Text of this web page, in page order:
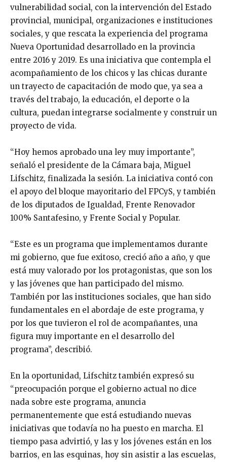
vulnerabilidad social, con la intervención del Estado
provincial, municipal, organizaciones e instituciones
sociales, y que rescata la experiencia del programa
Nueva Oportunidad desarrollado en la provincia
entre 2016 y 2019. Es una iniciativa que contempla el
acompañamiento de los chicos y las chicas durante
un trayecto de capacitación de modo que, ya sea a
través del trabajo, la educación, el deporte o la
cultura, puedan integrarse socialmente y construir un
proyecto de vida.
“Hoy hemos aprobado una ley muy importante”,
señaló el presidente de la Cámara baja, Miguel
Lifschitz, finalizada la sesión. La iniciativa contó con
el apoyo del bloque mayoritario del FPCyS, y también
de los diputados de Igualdad, Frente Renovador
100% Santafesino, y Frente Social y Popular.
“Este es un programa que implementamos durante
mi gobierno, que fue exitoso, creció año a año, y que
está muy valorado por los protagonistas, que son los
y las jóvenes que han participado del mismo.
También por las instituciones sociales, que han sido
fundamentales en el abordaje de este programa, y
por los que tuvieron el rol de acompañantes, una
figura muy importante en el desarrollo del
programa”, describió.
En la oportunidad, Lifschitz también expresó su
“preocupación porque el gobierno actual no dice
nada sobre este programa, anuncia
permanentemente que está estudiando nuevas
iniciativas que todavía no ha puesto en marcha. El
tiempo pasa advirtió, y las y los jóvenes están en los
barrios, en las esquinas, hoy sin asistir a las escuelas,